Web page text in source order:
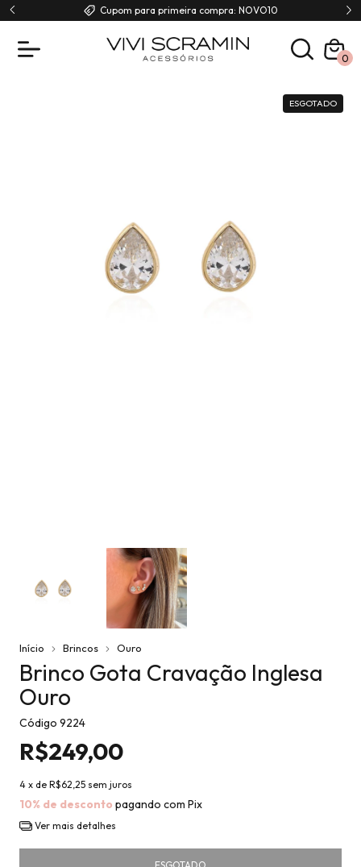
Cupom para primeira compra: NOVO10
0
ESGOTADO
Início Brincos Ouro
Brinco Gota Cravação Inglesa
Ouro
Código 9224
R$249,00
4 x de R$62,25 sem juros
10% de desconto pagando com Pix
Ver mais detalhes